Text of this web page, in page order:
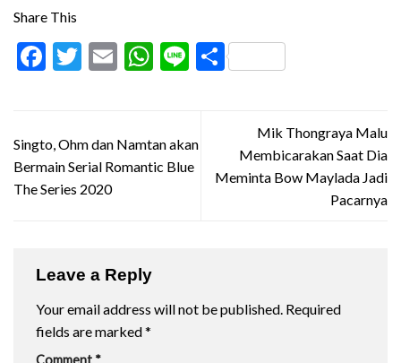
Share This
Facebook
Twitter
EmailWhatsApp
LineShare
Singto, Ohm dan Namtan akan
Bermain Serial Romantic Blue
The Series 2020
Mik Thongraya Malu
Membicarakan Saat Dia
Meminta Bow Maylada Jadi
Pacarnya
Leave a Reply
Your email address will not be published. Required
fields are marked*
Comment *